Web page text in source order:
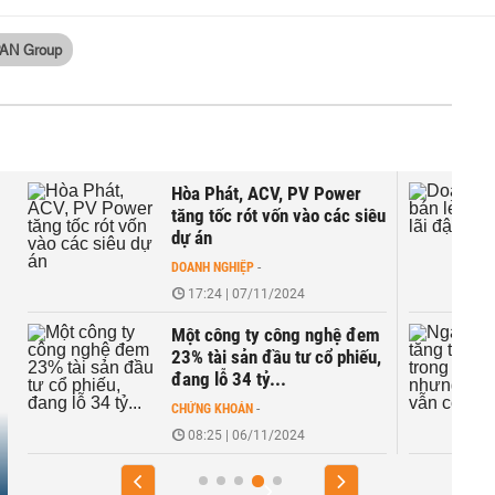
Group
Hòa Phát, ACV, PV Power
tăng tốc rót vốn vào các siêu
dự án
DOANH NGHIỆP -
17:24 | 07/11/2024
Một công ty công nghệ đem
23% tài sản đầu tư cổ phiếu,
đang lỗ 34 tỷ...
CHỨNG KHOÁN -
08:25 | 06/11/2024